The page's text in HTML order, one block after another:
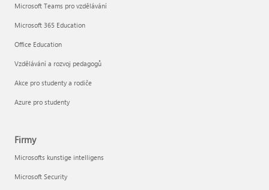
Microsoft Teams pro vzdělávání
Microsoft 365 Education
Office Education
Vzdělávání a rozvoj pedagogů
Akce pro studenty a rodiče
Azure pro studenty
Firmy
Microsofts kunstige intelligens
Microsoft Security